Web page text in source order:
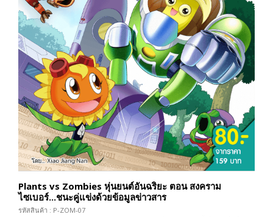
Plants vs Zombies หุ่นยนต์อันฉริยะ ตอน สงคราม
ไซเบอร์...ชนะคู่แข่งด้วยข้อมูลข่าวสาร
รหัสสินค้า : P-ZOM-07